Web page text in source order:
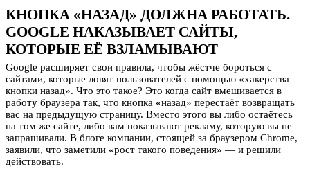
КНОПКА «НАЗАД» ДОЛЖНА РАБОТАТЬ.
GOOGLE НАКАЗЫВАЕТ САЙТЫ,
КОТОРЫЕ ЕЁ ВЗЛАМЫВАЮТ
Google расширяет свои правила, чтобы жёстче бороться с
сайтами, которые ловят пользователей с помощью «хакерства
кнопки назад». Что это такое? Это когда сайт вмешивается в
работу браузера так, что кнопка «назад» перестаёт возвращать
вас на предыдущую страницу. Вместо этого вы либо остаётесь
на том же сайте, либо вам показывают рекламу, которую вы не
запрашивали. В блоге компании, стоящей за браузером Chrome,
заявили, что заметили «рост такого поведения» — и решили
действовать.